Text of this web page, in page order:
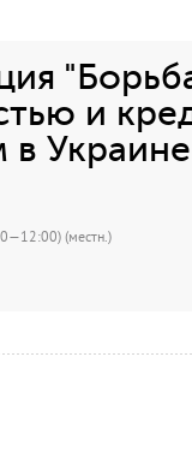
и
Украине
(местн.)